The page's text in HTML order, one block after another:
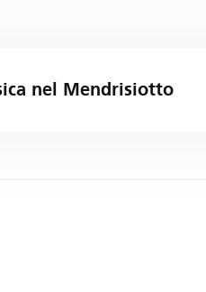
nel Mendrisiotto